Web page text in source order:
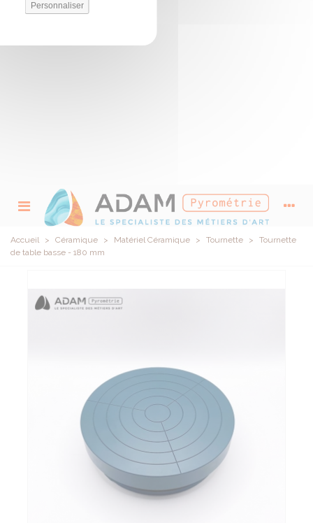
Personnaliser
Accueil > Céramique > Matériel Céramique > Tournette >
Tournette
de table basse - 180 mm